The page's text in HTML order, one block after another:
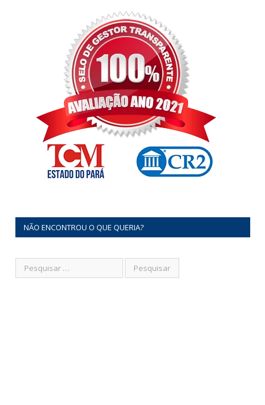
NÃO ENCONTROU O QUE QUERIA?